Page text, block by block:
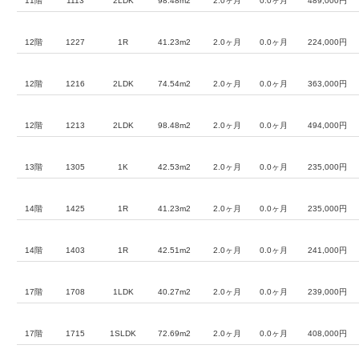
12階 1227 1R 41.23m2 2.0ヶ月 0.0ヶ月 224,000円
12階 1216 2LDK 74.54m2 2.0ヶ月 0.0ヶ月 363,000円
12階 1213 2LDK 98.48m2 2.0ヶ月 0.0ヶ月 494,000円
13階 1305 1K 42.53m2 2.0ヶ月 0.0ヶ月 235,000円
14階 1425 1R 41.23m2 2.0ヶ月 0.0ヶ月 235,000円
14階 1403 1R 42.51m2 2.0ヶ月 0.0ヶ月 241,000円
17階 1708 1LDK 40.27m2 2.0ヶ月 0.0ヶ月 239,000円
17階 1715 1SLDK 72.69m2 2.0ヶ月 0.0ヶ月 408,000円